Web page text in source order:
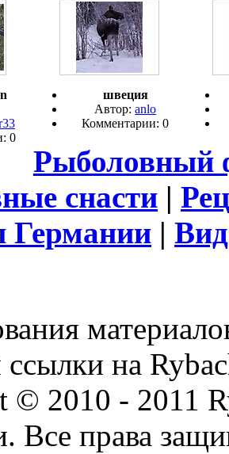
0
швеция
Автор:anlo
Комментарии: 0
Рыболовный
снасти |
Германии |
ссылки на
© 2010 - 2011
Все права